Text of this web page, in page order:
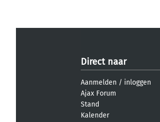
Direct naar
Aanmelden / inloggen
Ajax Forum
Stand
Kalender